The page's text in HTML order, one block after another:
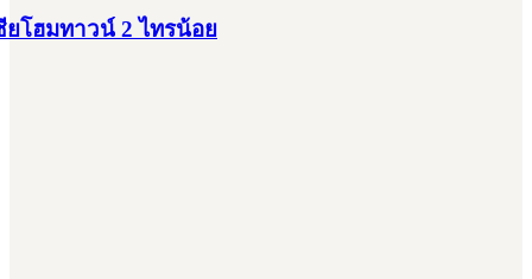
ยโฮมทาวน์ 2 ไทรน้อย